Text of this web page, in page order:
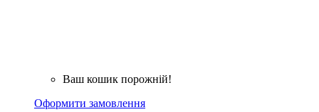
Ваш кошик порожній!
Оформити замовлення